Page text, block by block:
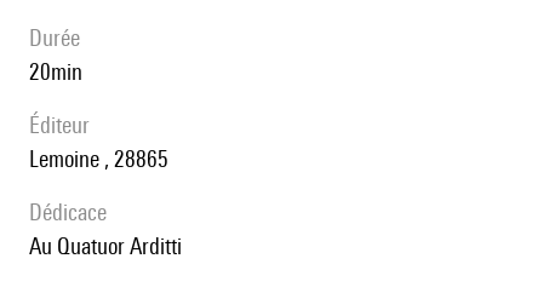
durée
20min
éditeur
Lemoine , 28865
Dédicace
au Quatuor Arditti